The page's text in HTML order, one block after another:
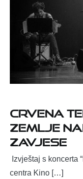
Crvena
zemlje
zavjese
Izvještaj s koncerta
centra Kino […]